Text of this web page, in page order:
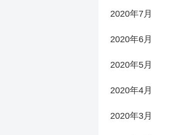
2020年7月
2020年6月
2020年5月
2020年4月
2020年3月